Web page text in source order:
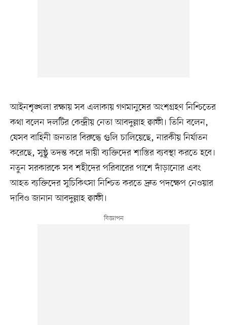
আইনশৃঙ্খলা রক্ষায় সব এলাকায় গণমানুষের অংশগ্রহণ নিশ্চিতের
কথা বলেন দলটির কেন্দ্রীয় নেতা আবদুল্লাহ ক্বাফী। তিনি বলেন,
যেসব বাহিনী জনতার বিরুদ্ধে গুলি চালিয়েছে, নারকীয় নির্যাতন
করেছে, সুষ্ঠু তদন্ত করে দায়ী ব্যক্তিদের শাস্তির ব্যবস্থা করতে হবে।
নতুন সরকারকে সব শহীদের পরিবারের পাশে দাঁড়ানোর এবং
আহত ব্যক্তিদের সুচিকিৎসা নিশ্চিত করতে দ্রুত পদক্ষেপ নেওয়ার
দাবিও জানান আবদুল্লাহ ক্বাফী।